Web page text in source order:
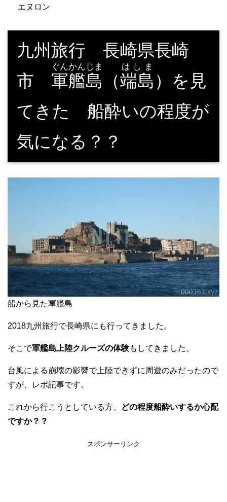
エヌロン
九州旅行 長崎県長崎
市 軍艦島
ぐんかんじま
（端島
はしま
）を見
てきた 船酔いの程度が
気になる？？
船から見た軍艦島
2018九州旅行で長崎県にも行ってきました。
そこで軍艦島上陸クルーズの体験もしてきました。
台風による崩壊の影響で上陸できずに周遊のみだったので
すが、レポ記事です。
これから行こうとしている方、
どの程度船酔いするか心配
ですか？？
スポンサーリンク